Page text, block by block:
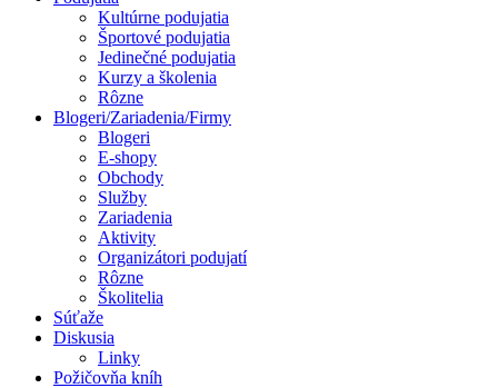
Kultúrne podujatia
Športové podujatia
Jedinečné podujatia
Kurzy a školenia
Rôzne
Blogeri/Zariadenia/Firmy
Blogeri
E-shopy
Obchody
Služby
Zariadenia
Aktivity
Organizátori podujatí
Rôzne
Školitelia
Súťaže
Diskusia
Linky
Požičovňa kníh